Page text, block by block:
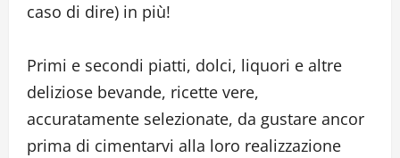
caso di dire) in più!
Primi e secondi piatti, dolci, liquori e altre
deliziose bevande, ricette vere,
accuratamente selezionate, da gustare ancor
prima di cimentarvi alla loro realizzazione